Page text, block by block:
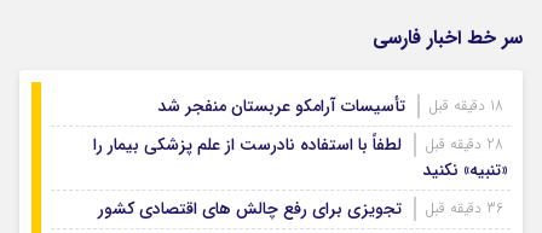
سر خط اخبار فارسی
تأسیسات آرامکو عربستان منفجر شد
لطفاً با استفاده نادرست از علم پزشکی بیمار را
«تنبیه» نکنید
تجویزی برای رفع چالش های اقتصادی کشور